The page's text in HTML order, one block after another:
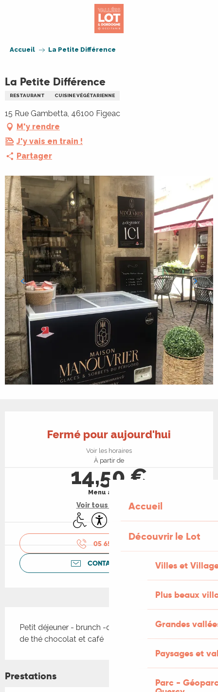
Accueil
Découvrir le Lot
Villes et
Plus beaux
Grandes
Paysages et
Parc -
Accueil La Petite Différence
La Petite Différence
RESTAURANT CUISINE VÉGÉTARIENNE
15 Rue Gambetta, 46100 Figeac
M'y rendre
J'y vais en train !
Partager
Fermé pour aujourd'hui
Voir les horaires
À partir de
14,50 €
Menu adulte
Voir tous les tarifs
Accès handicapés
Accessibilité
05 65 11 94
CONTACTEZ-NOUS
Petit déjeuner - brunch -déjeuner - goûter- salon
de thé chocolat et café
Prestations